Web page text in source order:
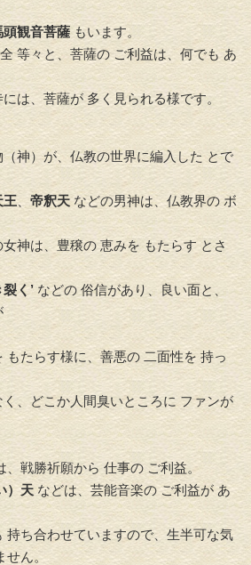
頭観音菩薩 もいます。
等々と、菩薩の ご利益は、何でも あ
は、菩薩が 多く見られる様です。
神）が、仏教の世界に編入した とで
王、 帝釈天などの男神は、仏教界の ボ
女神は、豊穣の 恵みを もたらす とさ
く’ などの 俗信があり、良い面と、
もたらす様に、善悪の 二面性を 持っ
、どこか人間臭いところに ファンが
、戦勝祈願から 仕事の ご利益。
）天 などは、芸能音楽の ご利益が あ
持ち合わせていますので、生半可な気
せん。